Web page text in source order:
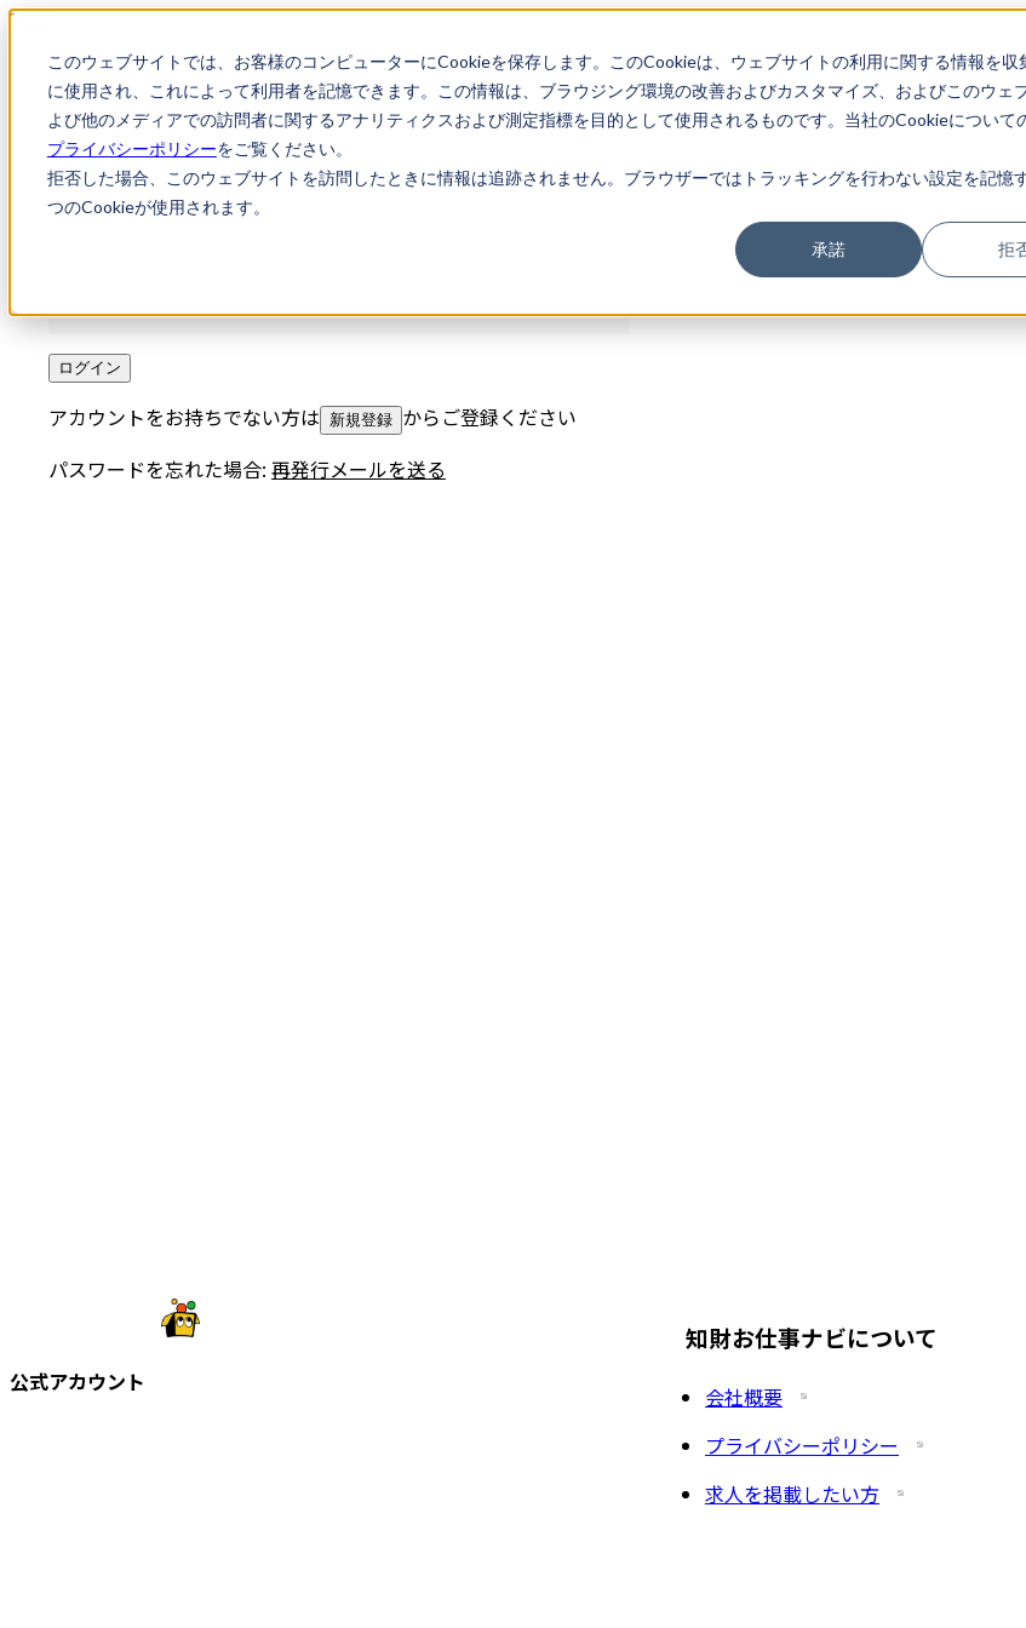
このウェブサイトでは、お客様のコンピューターにCookieを保存します。このCookieは、ウェブサイトの利用に関する情報を収
に使用され、これによって利用者を記憶できます。この情報は、ブラウジング環境の改善およびカスタマイズ、およびこのウェ
よび他のメディアでの訪問者に関するアナリティクスおよび測定指標を目的として使用されるものです。当社のCookieについて
プライバシーポリシーをご覧ください。
拒否した場合、このウェブサイトを訪問したときに情報は追跡されません。ブラウザーではトラッキングを行わない設定を記憶
つのCookieが使用されます。
承諾 拒
ログイン
メールアドレス
ログイン
アカウントをお持ちでない方は 新規登録 からご登録ください
パスワードを忘れた場合: 再発行メールを送る
公式アカウント
知財お仕事ナビについて
会社概要
プライバシーポリシー
求人を掲載したい方